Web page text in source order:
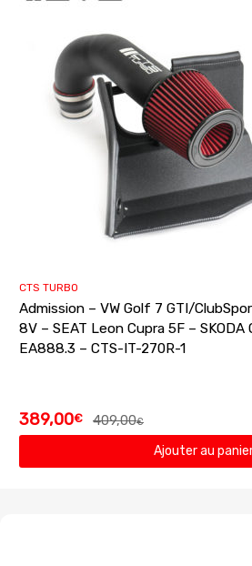
CTS TURBO
Admission – VW Golf 7 GTI/
8V – SEAT Leon Cupra 5F – SKODA
EA888.3 – CTS-IT-270R-1
409,00€
389,00€
Ajouter au